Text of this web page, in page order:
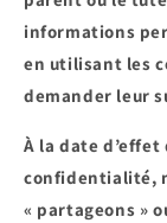
informations
en utilisant les
demander leur
À la date
confidentialité,
« partageons »